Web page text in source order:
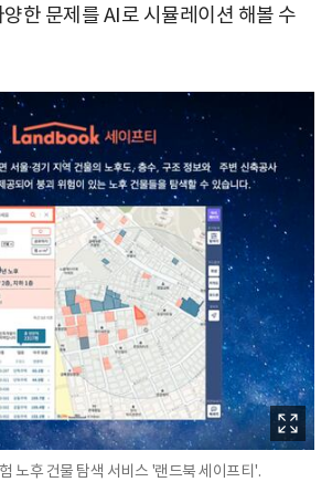
한 문제를 AI로 시뮬레이션 해볼 수
노후 건물 탐색 서비스 '랜드북 세이프티'.